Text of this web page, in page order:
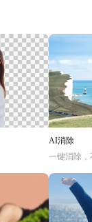
AI消除
一键消除，